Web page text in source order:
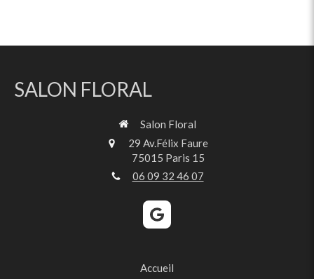
SALON FLORAL
Salon Floral
29 Av.Félix Faure
75015 Paris 15
06 09 32 46 07
Accueil